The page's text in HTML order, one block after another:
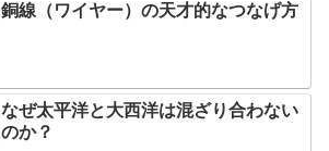
銅線（ワイヤー）の天才的なつなげ方
なぜ太平洋と大西洋は混ざり合わない
のか？